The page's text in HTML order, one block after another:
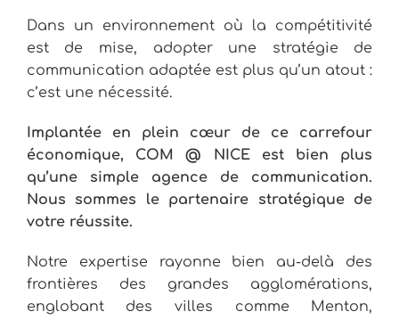
Dans un environnement où la compétitivité
est de mise, adopter une stratégie de
communication adaptée est plus qu’un atout :
c’est une nécessité.
Implantée en plein cœur de ce carrefour
économique, COM @ NICE est bien plus
qu’une simple agence de communication.
Nous sommes le partenaire stratégique de
votre réussite.
Notre expertise rayonne bien au-delà des
frontières des grandes agglomérations,
englobant des villes comme Menton,